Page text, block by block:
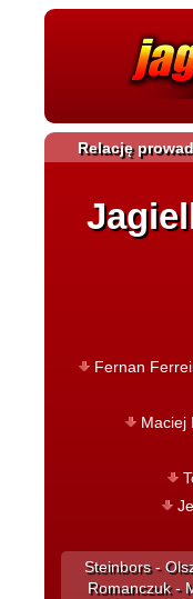
Relację
Fernan
Maciej
Steinbors -
Romanczuk -